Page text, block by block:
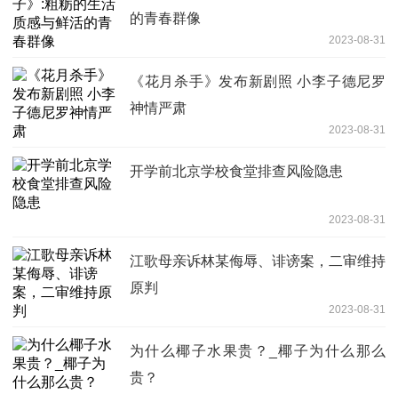
的青春群像
2023-08-31
《花月杀手》发布新剧照 小李子德尼罗
神情严肃
2023-08-31
开学前北京学校食堂排查风险隐患
2023-08-31
江歌母亲诉林某侮辱、诽谤案，二审维持
原判
2023-08-31
为什么椰子水果贵？_椰子为什么那么
贵？